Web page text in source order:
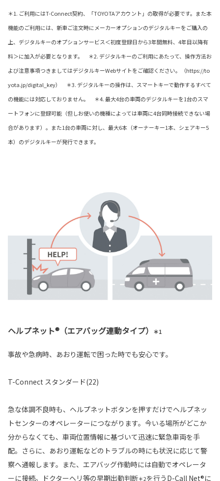
＊1. ご利用にはT-Connect契約、「TOYOTAアカウント」の取得が必要です。また本
機能のご利用には、新車ご注文時にメーカーオプションのデジタルキーをご購入の
上、デジタルキーのオプションサービス＜初度登録日から3年間無料、4年目以降有
料＞に加入が必要となります。 ＊2. デジタルキーのご利用にあたって、操作方法お
よび注意事項つきましてはデジタルキーWebサイトをご確認ください。（https://to
yota.jp/digital_key） ＊3. デジタルキーの操作は、スマートキーで動作するすべて
の機能には対応しておりません。 ＊4. 最大4台の車両のデジタルキーを1台のスマ
ートフォンに登録可能（但しお使いの機種によっては車両に4台同時接続できない場
合があります）。また1台の車両に対し、最大6本（オーナーキー1本、シェアキー5
本）のデジタルキーが発行できます。
ヘルプネット®（エアバッグ連動タイプ） ＊1
事故や急病時、あおり運転で困った時でも安心です。
T-Connect スタンダード(22)
急な体調不良時も、ヘルプネットボタンを押すだけでヘルプネッ
トセンターのオペレーターにつながります。今いる場所がどこか
分からなくても、車両位置情報に基づいて迅速に緊急車両を手
配。さらに、あおり運転などのトラブルの時にも状況に応じて警
察へ通報します。また、エアバッグ作動時には自動でオペレータ
ーに接続。ドクターヘリ等の早期出動判断＊2を行うD-Call Net®に